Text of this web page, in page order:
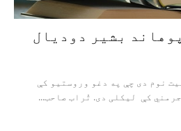
بشیر دودیال
نوم دی چې په دغو وروستیو کې
کې لیکلی دی. تُراب صاحب...